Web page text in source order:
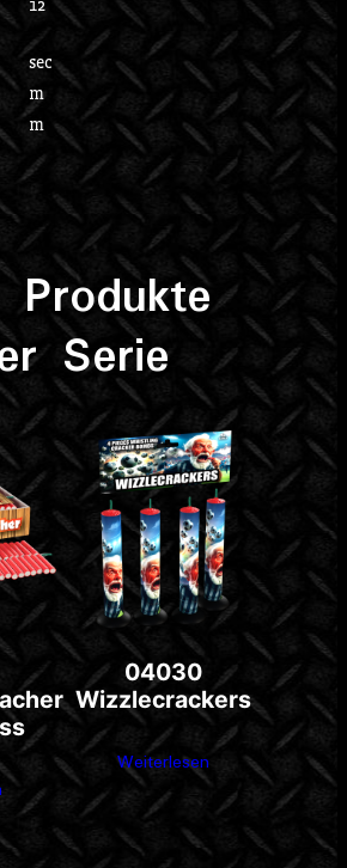
12
sec
m
m
Serie
04030
Wizzlecrackers
Weiterlesen